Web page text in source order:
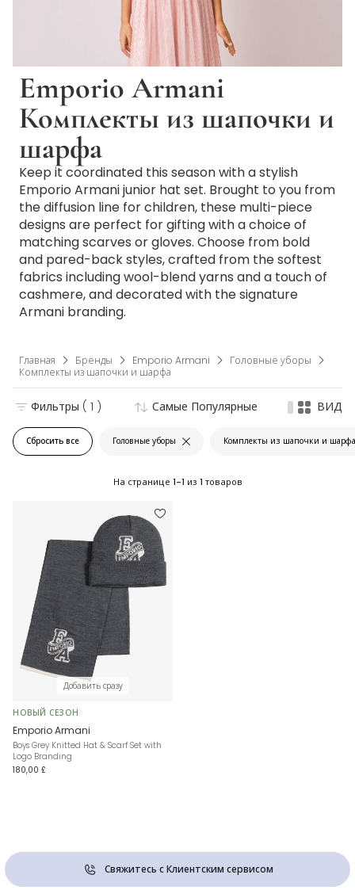
Emporio Armani
Комплекты из шапочки и
шарфа
Keep it coordinated this season with a stylish
Emporio Armani junior hat set. Brought to you from
the diffusion line for children, these multi-piece
designs are perfect for gifting with a choice of
matching scarves or gloves. Choose from bold
and pared-back styles, crafted from the softest
fabrics including wool-blend yarns and a touch of
cashmere, and decorated with the signature
Armani branding.
Главная Бренды Emporio Armani
Головные уборы
Комплекты из шапочки и шарфа
Сбросить все Головные уборы Комплекты из шапочки и шарфа
Фильтры ( 1 ) Самые Популярные ВИД
На странице 1-1 из 1 товаров
Добавить сразу
НОВЫЙ СЕЗОН
Emporio Armani
Boys Grey Knitted Hat & Scarf Set with
Logo Branding
180,00 £
Свяжитесь с Клиентским сервисом